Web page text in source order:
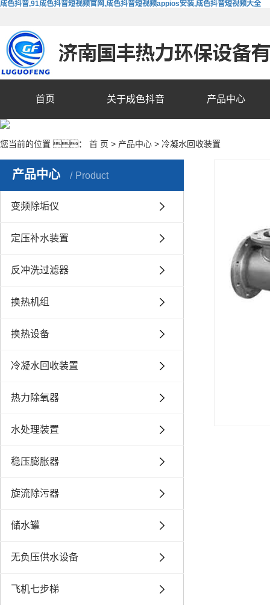
成色抖音,91成色抖音短视频官网,成色抖音短视频appios安装,成色抖音短视频大全
首页 关于成色抖音 产品中心
您当前的位置 ： 首 页 > 产品中心 > 冷凝水回收装置
产品中心 Product
变频除垢仪
定压补水装置
反冲洗过滤器
换热机组
换热设备
冷凝水回收装置
热力除氧器
水处理装置
稳压膨胀器
旋流除污器
储水罐
无负压供水设备
飞机七步梯